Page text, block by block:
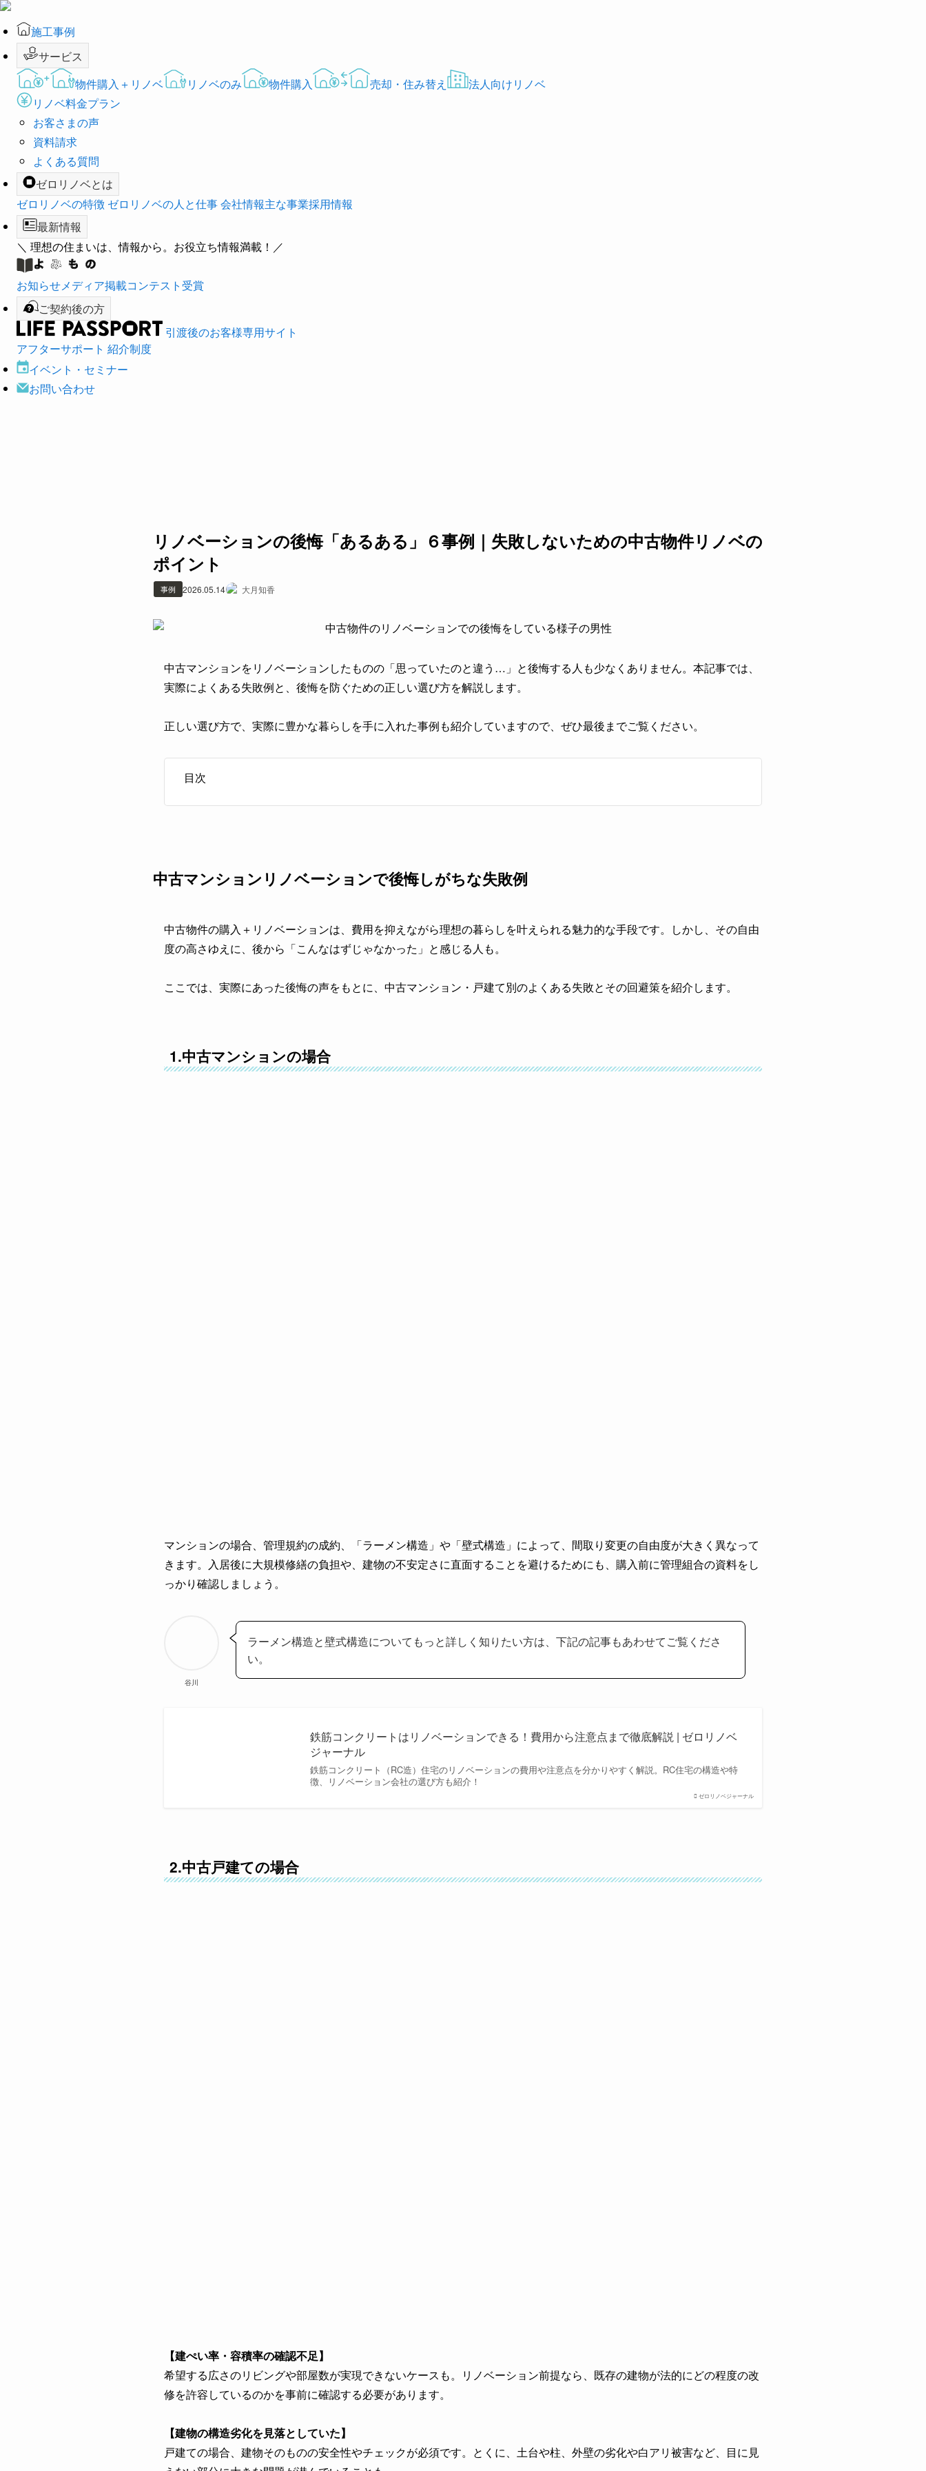
施工事例
サービス
物件購入＋リノベ
リノベのみ 物件購入 売却・住み替え
法人向けリノベ
リノベ料金プラン
お客さまの声
資料請求
よくある質問
ゼロリノベとは
ゼロリノベの特徴 ゼロリノベの人と仕事会社情報主な事業採用情報
最新情報
＼ 理想の住まいは、情報から。お役立ち情報満載！／
お知らせメディア掲載コンテスト受賞
ご契約後の方
引渡後のお客様専用サイト
アフターサポート 紹介制度
イベント・ セミナー
お問い合わせ
リノベーションの後悔「あるある」６事例｜失敗しないための中古物件リノベの
ポイント
事例 2026.05.14 大月知香
中古マンションをリノベーションしたものの「思っていたのと違う…」と後悔する人も少なくありません。本記事では、
実際によくある失敗例と、後悔を防ぐための正しい選び方を解説します。
正しい選び方で、実際に豊かな暮らしを手に入れた事例も紹介していますので、ぜひ最後までご覧ください。
目次
中古マンションリノベーションで後悔しがちな失敗例
中古物件の購入＋リノベーションは、費用を抑えながら理想の暮らしを叶えられる魅力的な手段です。しかし、その自由
度の高さゆえに、後から「こんなはずじゃなかった」と感じる人も。
ここでは、実際にあった後悔の声をもとに、中古マンション・戸建て別のよくある失敗とその回避策を紹介します。
1.中古マンションの場合
マンションの場合、管理規約の成約、「ラーメン構造」や「壁式構造」によって、間取り変更の自由度が大きく異なって
きます。入居後に大規模修繕の負担や、建物の不安定さに直面することを避けるためにも、購入前に管理組合の資料をし
っかり確認しましょう。
谷川
ラーメン構造と壁式構造についてもっと詳しく知りたい方は、下記の記事もあわせてご覧くださ
い。
ゼロリノベジャーナル
鉄筋コンクリートはリノベーションできる！費用から注意点まで徹底解説 | ゼロリノベ
ジャーナル
鉄筋コンクリート（RC造）住宅のリノベーションの費用や注意点を分かりやすく解説。RC住宅の構造や特
徴、リノベーション会社の選び方も紹介！
2.中古戸建ての場合
【建ぺい率・容積率の確認不足】
希望する広さのリビングや部屋数が実現できないケースも。リノベーション前提なら、既存の建物が法的にどの程度の改
修を許容しているのかを事前に確認する必要があります。
【建物の構造劣化を見落としていた】
戸建ての場合、建物そのものの安全性やチェックが必須です。とくに、土台や柱、外壁の劣化や白アリ被害など、目に見